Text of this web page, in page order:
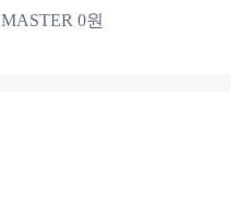
MASTER 0원